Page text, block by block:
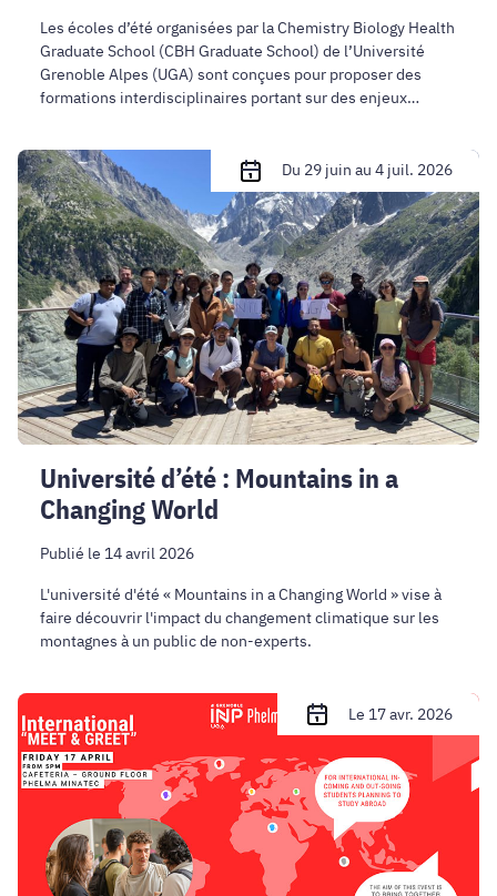
Les écoles d’été organisées par la Chemistry Biology Health
Graduate School (CBH Graduate School) de l’Université
Grenoble Alpes (UGA) sont conçues pour proposer des
formations interdisciplinaires portant sur des enjeux
Université
d’été
:
Mountains
in
a
Changing
World
Du 29 juin au 4 juil. 2026
Université d’été : Mountains in a
Changing World
Publié le 14 avril 2026
L'université d'été « Mountains in a Changing World » vise à
faire découvrir l'impact du changement climatique sur les
montagnes à un public de non-experts.
International
"Meet
&
Greet"
Le 17 avr. 2026